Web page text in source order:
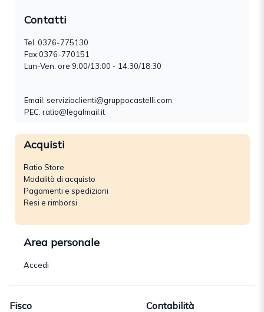
Contatti
Tel. 0376-775130
Fax 0376-770151
Lun-Ven: ore 9:00/13:00 - 14:30/18:30
Email: servizioclienti@gruppocastelli.com
PEC: ratio@legalmail.it
Acquisti
Ratio Store
Modalità di acquisto
Pagamenti e spedizioni
Resi e rimborsi
Area personale
Accedi
Fisco Contabilità